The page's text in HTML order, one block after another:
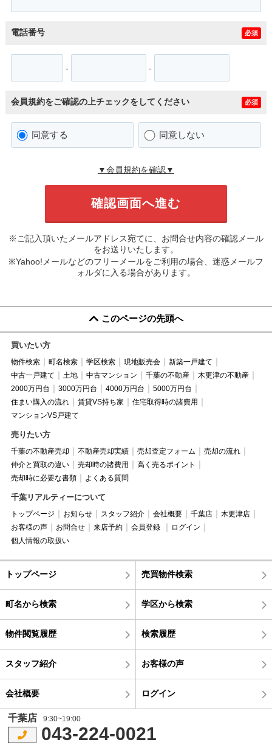
電話番号 必須
- -
会員規約をご確認の上チェックをしてください 必須
同意する 同意しない
▼会員規約を確認▼
※ご記入頂いたメールアドレス宛てに、お問合せ内容の確認メール
をお送りいたします。
※Yahoo!メールなどのフリーメールをご利用の場合、迷惑メールフ
ォルダに入る場合があります。
このページの先頭へ
買いたい方
物件検索 町名検索 学区検索 現地販売会
新築一戸建て
中古一戸建て
土地 中古マンション 千葉の不動産
木更津の不動産
2000万円台
3000万円台 4000万円台
5000万円台
住まい購入の流れ
賃貸VS持ち家
住宅取得時の諸費用
マンションVS戸建て
売りたい方
千葉の不動産売却 不動産売却実績 売却査定フォーム
売却の流れ
仲介と買取の違い
売却時の諸費用
高く売るポイント
売却時に必要な書類
よくある質問
千葉リアルティーについて
トップページ お知らせ スタッフ紹介 会社概要 千葉店
木更津店
お客様の声
お問合せ 来店予約 会員登録
ログイン
個人情報の取扱い
トップページ 売買物件検索
町名から検索 学区から検索
物件閲覧履歴 検索履歴
スタッフ紹介 お客様の声
会社概要 ログイン
千葉店 9:30~19:00
043-224-0021